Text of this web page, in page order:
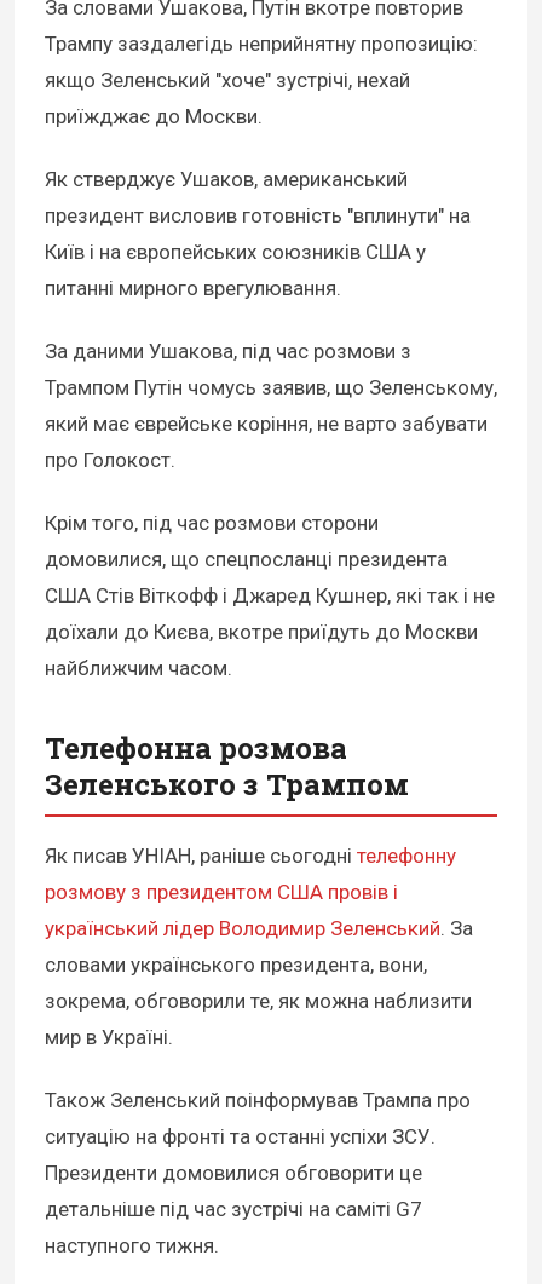
За словами Ушакова, Путін вкотре повторив
Трампу заздалегідь неприйнятну пропозицію:
якщо Зеленський "хоче" зустрічі, нехай
приїжджає до Москви.
Як стверджує Ушаков, американський
президент висловив готовність "вплинути" на
Київ і на європейських союзників США у
питанні мирного врегулювання.
За даними Ушакова, під час розмови з
Трампом Путін чомусь заявив, що Зеленському,
який має єврейське коріння, не варто забувати
про Голокост.
Крім того, під час розмови сторони
домовилися, що спецпосланці президента
США Стів Віткофф і Джаред Кушнер, які так і не
доїхали до Києва, вкотре приїдуть до Москви
найближчим часом.
Телефонна розмова
Зеленського з Трампом
Як писав УНІАН, раніше сьогодні телефонну
розмову з президентом США провів і
український лідер Володимир Зеленський. За
словами українського президента, вони,
зокрема, обговорили те, як можна наблизити
мир в Україні.
Також Зеленський поінформував Трампа про
ситуацію на фронті та останні успіхи ЗСУ.
Президенти домовилися обговорити це
детальніше під час зустрічі на саміті G7
наступного тижня.